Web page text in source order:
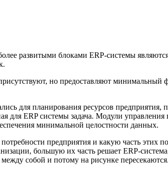
развитыми блоками ERP-системы
но предоставляют минимальный
для планирования ресурсов предприятия,
для ERP системы задача. Модули
минимальной целостности данных.
предприятия и какую часть этих
большую их часть решает ERP-система,
собой и потому на рисунке пересекаются.